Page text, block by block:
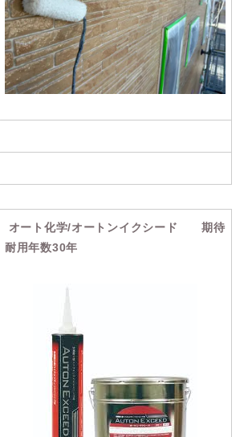
オート化学/オートンイクシード 期待
耐用年数30年